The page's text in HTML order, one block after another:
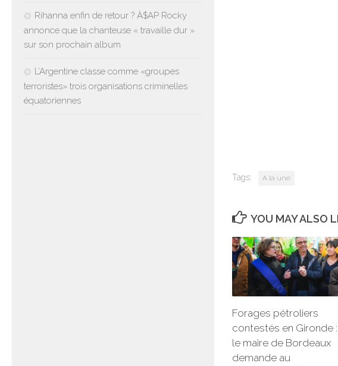
Tags: A la une
YOU MAY ALSO
Forages pétroliers
contestés en Gironde :
le maire de Bordeaux
demande au
Rihanna enfin de retour ? À$AP Rocky
annonce que la chanteuse « travaille dur »
sur son prochain album
L’Argentine classe comme «groupes
terroristes» trois organisations criminelles
équatoriennes